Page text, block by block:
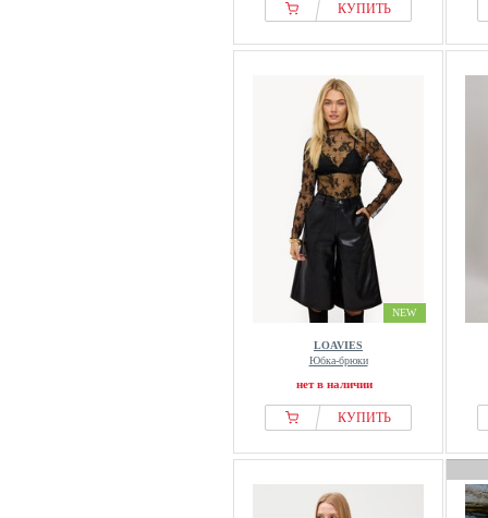
КУПИТЬ
NEW
LOAVIES
Юбка-брюки
нет в наличии
КУПИТЬ